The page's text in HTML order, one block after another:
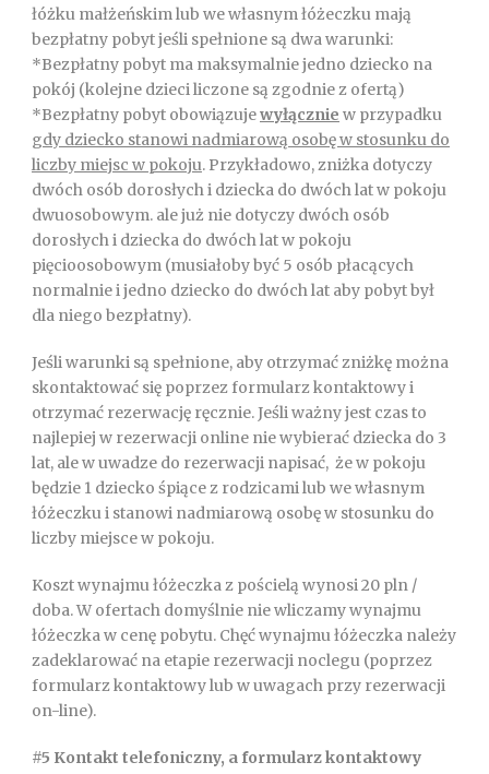
łóżku małżeńskim lub we własnym łóżeczku mają
bezpłatny pobyt jeśli spełnione są dwa warunki:
*Bezpłatny pobyt ma maksymalnie jedno dziecko na
pokój (kolejne dzieci liczone są zgodnie z ofertą)
*Bezpłatny pobyt obowiązujewyłącznie w przypadku
gdy dziecko stanowi nadmiarową osobę w stosunku do
liczby miejsc w pokoju. Przykładowo, zniżka dotyczy
dwóch osób dorosłych i dziecka do dwóch lat w pokoju
dwuosobowym. ale już nie dotyczy dwóch osób
dorosłych i dziecka do dwóch lat w pokoju
pięcioosobowym (musiałoby być 5 osób płacących
normalnie i jedno dziecko do dwóch lat aby pobyt był
dla niego bezpłatny).
Jeśli warunki są spełnione, aby otrzymać zniżkę można
skontaktować się poprzez formularz kontaktowy i
otrzymać rezerwację ręcznie. Jeśli ważny jest czas to
najlepiej w rezerwacji online nie wybierać dziecka do 3
lat, ale w uwadze do rezerwacji napisać, że w pokoju
będzie 1 dziecko śpiące z rodzicami lub we własnym
łóżeczku i stanowi nadmiarową osobę w stosunku do
liczby miejsce w pokoju.
Koszt wynajmu łóżeczka z pościelą wynosi 20 pln /
doba. W ofertach domyślnie nie wliczamy wynajmu
łóżeczka w cenę pobytu. Chęć wynajmu łóżeczka należy
zadeklarować na etapie rezerwacji noclegu (poprzez
formularz kontaktowy lub w uwagach przy rezerwacji
on-line).
#5 Kontakt telefoniczny, a formularz kontaktowy